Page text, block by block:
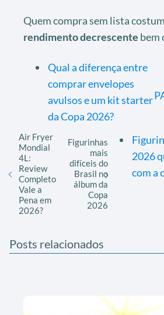
Quem compra sem lista
rendimento decrescente bem
Qual a diferença entre
comprar envelopes
avulsos e um kit starter
da Copa 2026?
2026
com a
Air Fryer
Mondial
4L:
Review
Completo
Vale a
Pena em
2026?
Figurinhas
mais
difíceis do
Brasil no
álbum da
Copa
2026
Posts relacionados